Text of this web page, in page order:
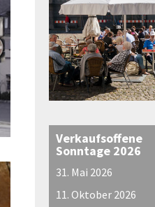
Verkaufsoffene
Sonntage 2026
31. Mai 2026
11. Oktober 2026